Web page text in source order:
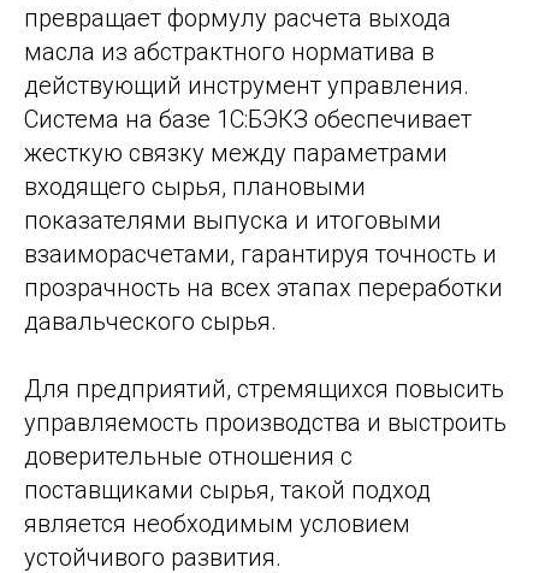
превращает формулу расчета выхода
масла из абстрактного норматива в
действующий инструмент управления.
Система на базе 1С:БЭКЗ обеспечивает
жесткую связку между параметрами
входящего сырья, плановыми
показателями выпуска и итоговыми
взаиморасчетами, гарантируя точность и
прозрачность на всех этапах переработки
давальческого сырья.
Для предприятий, стремящихся повысить
управляемость производства и выстроить
доверительные отношения с
поставщиками сырья, такой подход
является необходимым условием
устойчивого развития.